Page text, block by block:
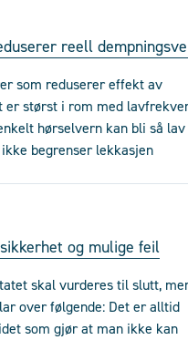
reell
som reduserer effekt av
er størst i rom med
hørselvern kan bli så lav
begrenser lekkasjen
og mulige feil
skal vurderes til slutt,
over følgende: Det er alltid
som gjør at man ikke kan